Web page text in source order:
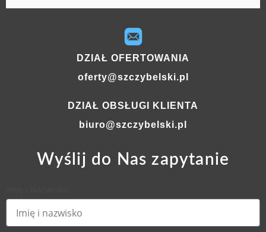
DZIAŁ OFERTOWANIA
oferty@szczybelski.pl
DZIAŁ OBSŁUGI KLIENTA
biuro@szczybelski.pl
Wyślij do Nas zapytanie